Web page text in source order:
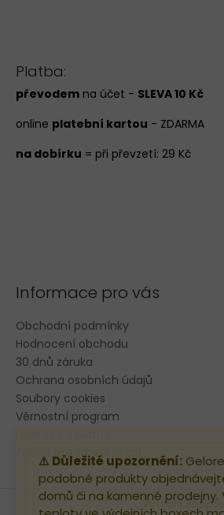
⚠️ Důležité upozornění:
podobné produkty
domů či na kamenné prodejny.
Platba:
převodem na účet - SLEVA 10 Kč
online platební kartou - ZDARMA
na dobírku = při převzetí: 29 Kč
Informace pro vás
Obchodní podmínky
Hodnocení obchodu
30 dnů záruka
Ochrana osobních údajů
Soubory cookies
Věrnostní program
ZooFIX pro zdraví zvířat
Vytvořil